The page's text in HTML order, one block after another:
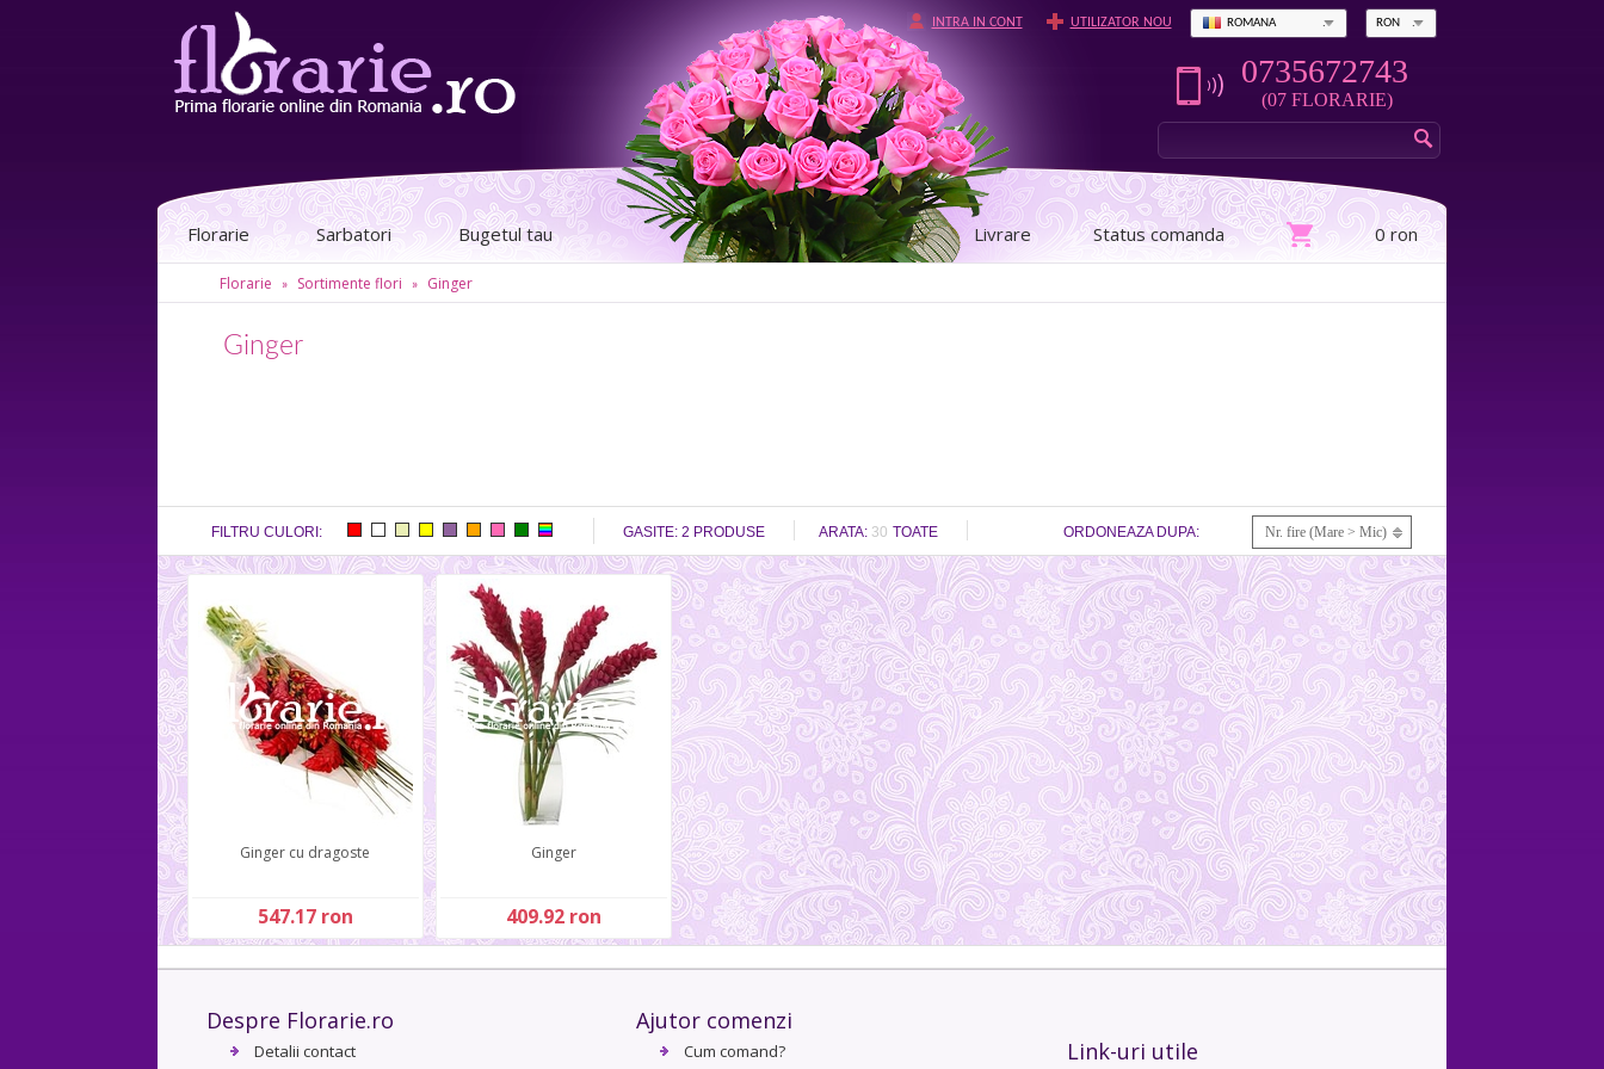
INTRA IN CONT UTILIZATOR NOU ROMANA RON
0735672743
(07 FLORARIE)
0 ron
Status comanda
Livrare
Florarie Sarbatori Bugetul tau
Florarie » Sortimente flori » Ginger
Ginger
FILTRU CULORI: GASITE: 2 PRODUSE ARATA: 30 TOATE ORDONEAZA DUPA: Nr. fire (Mare > Mic)
Ginger cu dragoste
547.17 ron
Ginger
409.92 ron
Despre Florarie.ro
Detalii contact
Ajutor comenzi
Cum comand? Link-uri utile